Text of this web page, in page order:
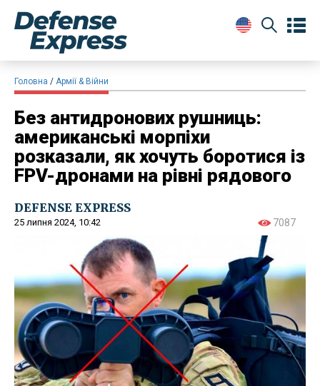
Головна Армії & Війни
Без антидронових рушниць:
американські морпіхи
розказали, як хочуть боротися із
FPV-дронами на рівні рядового
DEFENSE EXPRESS
25 липня 2024, 10:42 7087